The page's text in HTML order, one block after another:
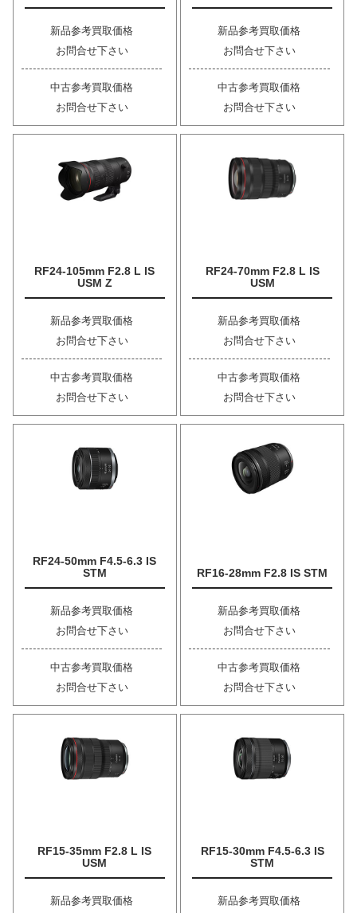
新品参考買取価格
お問合せ下さい
中古参考買取価格
お問合せ下さい
新品参考買取価格
お問合せ下さい
中古参考買取価格
お問合せ下さい
RF24-105mm F2.8 L IS
USM Z
新品参考買取価格
お問合せ下さい
中古参考買取価格
お問合せ下さい
RF24-70mm F2.8 L IS
USM
新品参考買取価格
お問合せ下さい
中古参考買取価格
お問合せ下さい
RF24-50mm F4.5-6.3 IS
STM
新品参考買取価格
お問合せ下さい
中古参考買取価格
お問合せ下さい
RF16-28mm F2.8 IS STM
新品参考買取価格
お問合せ下さい
中古参考買取価格
お問合せ下さい
RF15-35mm F2.8 L IS
USM
新品参考買取価格
RF15-30mm F4.5-6.3 IS
STM
新品参考買取価格